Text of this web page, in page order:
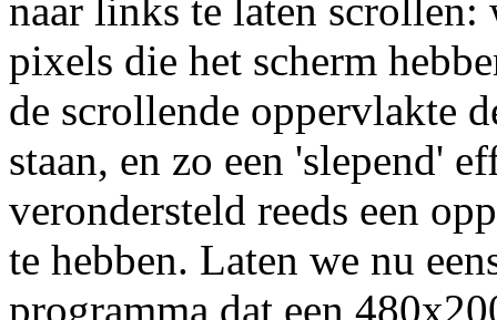
naar links te laten scrollen:
pixels die het scherm
de scrollende oppervlakte
staan, en zo een 'slepend'
verondersteld reeds een
te hebben. Laten we nu
programma dat een